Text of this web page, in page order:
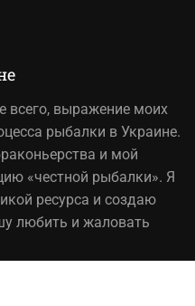
всего, выражение моих
рыбалки в Украине.
и мой
«честной рыбалки». Я
ресурса и создаю
любить и жаловать